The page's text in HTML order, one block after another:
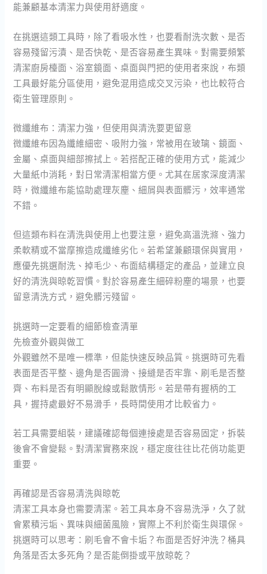
能兼顧基本清潔力與使用舒適度。
在挑選這類工具時，除了看吸水性，也要看耐洗次數、是否
容易殘留污漬、是否快乾、是否容易產生異味。對需要頻繁
清潔廚房檯面、浴室鏡面、桌面與門把的使用者來說，布類
工具最好能分區使用，避免混用造成交叉污染，也比較符合
衛生管理原則。
微纖維布：清潔力強，但使用與清洗要更留意
微纖維布因為纖維細密、吸附力強，常被用在玻璃、鏡面、
金屬、桌面與細部擦拭上。若搭配正確的使用方式，能減少
大量紙巾消耗，對日常清潔相當方便。尤其在居家深度清潔
時，微纖維布能協助處理灰塵、細屑與表面髒污，效率通常
不錯。
但這類布料在清洗與使用上也要注意，避免高溫洗滌、強力
柔軟精或不當摩擦造成纖維劣化。若希望兼顧環保與實用，
應優先挑選耐洗、掉毛少、布面結構穩定的產品，並建立良
好的清洗與晾乾習慣。對於容易產生細碎粉塵的場景，也要
留意清洗方式，避免髒污殘留。
挑選時一定要看的細節檢查清單
先檢查外觀與做工
外觀雖然不是唯一標準，但能快速反映品質。挑選時可先看
表面是否平整、邊角是否圓滑、接縫是否牢靠、刷毛是否整
齊、布料是否有明顯脫線或鬆散情形。若是帶有握柄的工
具，握持處最好不易滑手，長時間使用才比較省力。
若工具需要組裝，建議確認每個連接處是否容易固定，拆裝
後會不會變鬆。對清潔實務來說，穩定度往往比花俏功能更
重要。
再確認是否容易清洗與晾乾
清潔工具本身也需要清潔。若工具本身不容易洗淨，久了就
會累積污垢、異味與細菌風險，實際上不利於衛生與環保。
挑選時可以思考：刷毛會不會卡垢？布面是否好沖洗？桶具
角落是否太多死角？是否能倒掛或平放晾乾？